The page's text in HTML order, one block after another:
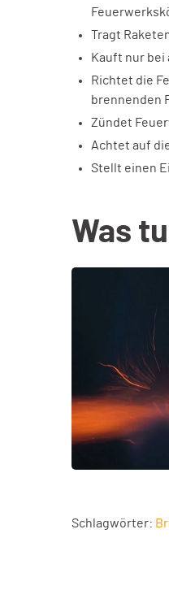
Tragt
Kauft nur bei
Richtet die
brennenden
Zündet
Achtet auf
Stellt einen
Was
Schlagwörter: